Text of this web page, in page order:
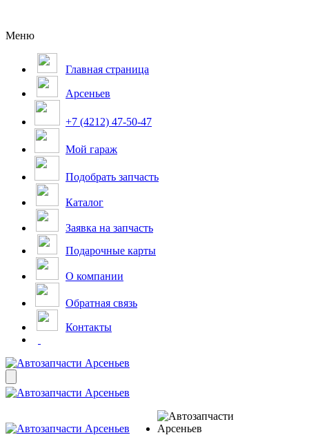
Меню
Главная страница
Арсеньев
+7 (4212) 47-50-47
Мой гараж
Подобрать запчасть
Каталог
Заявка на запчасть
Подарочные карты
О компании
Обратная связь
Контакты